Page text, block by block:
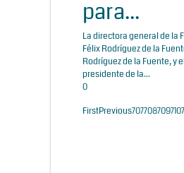
para...
La directora general de la
Félix Rodríguez de la
Rodríguez de la Fuente, y
presidente de la...
0
FirstPrevious707708709710